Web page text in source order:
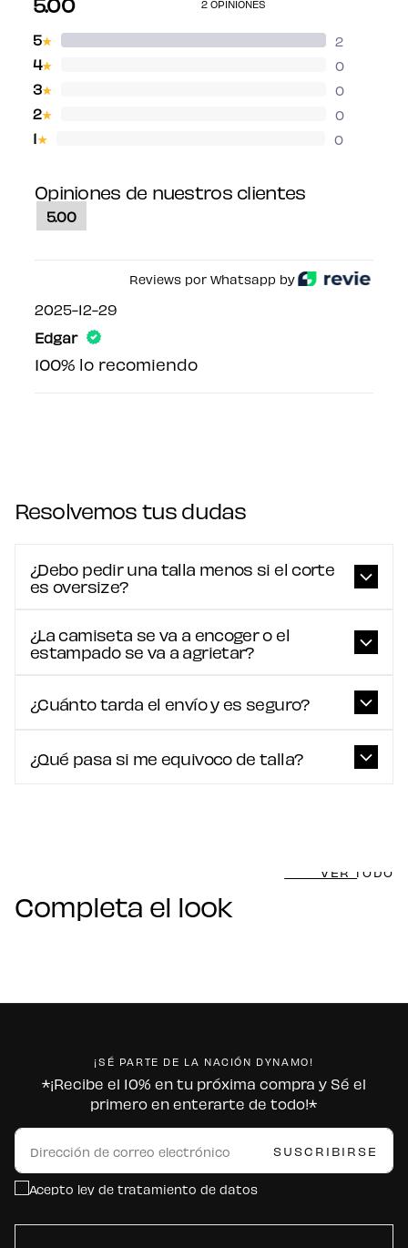
2 OPINIONES
5★ 2
4★ 0
3★ 0
2★ 0
1★ 0
Opiniones de nuestros clientes
5.00
Reviews por Whatsapp by
2025-12-29
Edgar
100% lo recomiendo
Resolvemos tus dudas
¿Debo pedir una talla menos si el corte
es oversize?
¿La camiseta se va a encoger o el
estampado se va a agrietar?
¿Cuánto tarda el envío y es seguro?
¿Qué pasa si me equivoco de talla?
Completa el look
VER TODO
¡SÉ PARTE DE LA NACIÓN DYNAMO!
*¡Recibe el 10% en tu próxima compra y Sé el
primero en enterarte de todo!*
CORREO
ELECTRÓNICO SUSCRIBIRSE
Acepto ley de tratamiento de datos